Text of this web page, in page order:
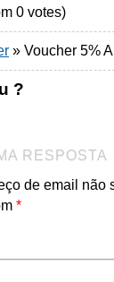
0 votes)
» Voucher 5%
?
RESPOSTA
de email não
*